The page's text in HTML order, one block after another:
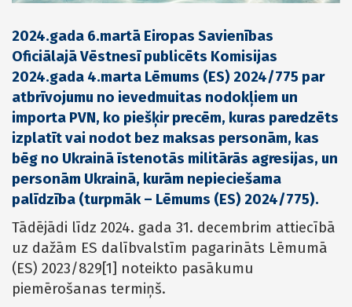
2024.gada 6.martā Eiropas Savienības
Oficiālajā Vēstnesī publicēts Komisijas
2024.gada 4.marta Lēmums (ES) 2024/775 par
atbrīvojumu no ievedmuitas nodokļiem un
importa PVN, ko piešķir precēm, kuras paredzēts
izplatīt vai nodot bez maksas personām, kas
bēg no Ukrainā īstenotās militārās agresijas, un
personām Ukrainā, kurām nepieciešama
palīdzība (turpmāk – Lēmums (ES) 2024/775).
Tādējādi līdz 2024. gada 31. decembrim attiecībā
uz dažām ES dalībvalstīm pagarināts Lēmumā
(ES) 2023/829[1] noteikto pasākumu
piemērošanas termiņš.